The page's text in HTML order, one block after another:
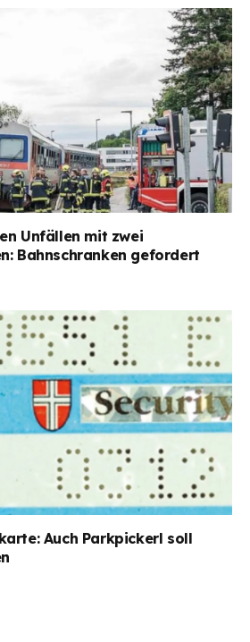
Unfällen mit zwei
Bahnschranken gefordert
Auch Parkpickerl soll